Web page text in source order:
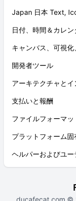
Japan 日本 Text,
日付、時間＆カレン
キャンバス、可視
開発者ツール
アーキテクチャと
支払いと報酬
ファイルフォーマッ
プラットフォーム
ヘルパーおよびユー
ducafecat.com ©